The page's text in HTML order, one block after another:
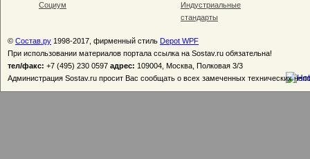
Социум
Индустриальные
стандарты
© Состав.ру 1998-2017, фирменный стиль Depot WPF
При использовании материалов портала ссылка на Sostav.ru обязательна!
тел/факс: +7 (495) 230 0597 адрес: 109004, Москва, Полковая 3/3
Администрация Sostav.ru просит Вас сообщать о всех замеченных технических